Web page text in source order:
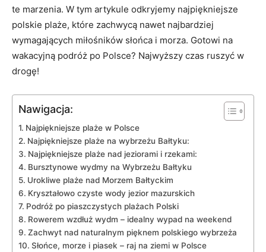
te ⁣marzenia. W tym artykule odkryjemy najpiękniejsze‍
polskie plaże, które zachwycą nawet‌ najbardziej
wymagających miłośników słońca i morza. Gotowi na
wakacyjną podróż po Polsce? Najwyższy czas⁣ ruszyć w
drogę!
Nawigacja:
Najpiękniejsze plaże w Polsce
Najpiękniejsze plaże na wybrzeżu Bałtyku:
Najpiękniejsze plaże nad jeziorami i rzekami:
Bursztynowe wydmy na Wybrzeżu Bałtyku
Urokliwe plaże nad Morzem Bałtyckim
Kryształowo czyste wody jezior mazurskich
Podróż po piaszczystych plażach Polski
Rowerem wzdłuż wydm‍ – idealny wypad na weekend
Zachwyt nad ⁤naturalnym pięknem⁣ polskiego wybrzeża
Słońce, morze i piasek – raj na ziemi w Polsce